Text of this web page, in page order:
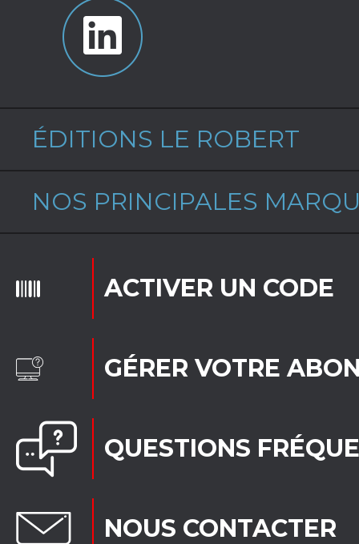
ÉDITIONS LE ROBERT
NOS PRINCIPALES
ACTIVER UN CODE
GÉRER VOTRE
QUESTIONS
NOUS CONTACTER